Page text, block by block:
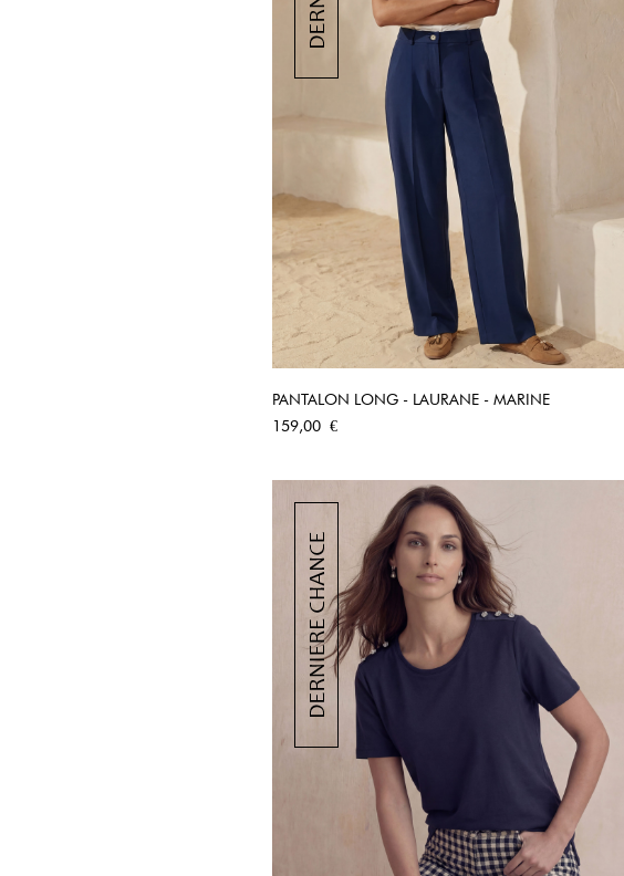
PANTALON LONG - LAURANE - MARINE
Prix
159,00 €